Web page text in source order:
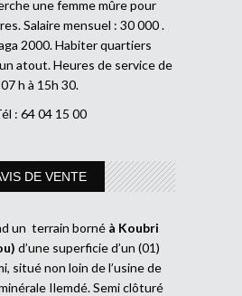
une femme mûre pour
Salaire mensuel : 30 000 .
2000. Habiter quartiers
atout. Heures de service de
07 h à 15h 30.
: 64 04 15 00
DE VENTE
un terrain borné à Koubri
d’une superficie d’un (01)
situé non loin de l’usine de
Ilemdé. Semi clôturé